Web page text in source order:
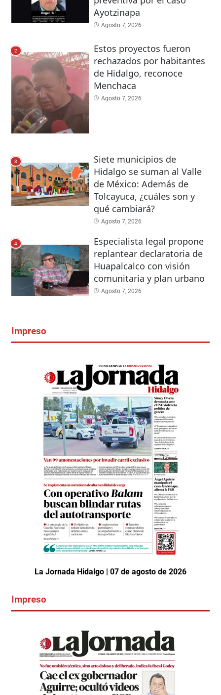
Ayotzinapa
Agosto 7, 2026
2
Estos proyectos fueron
rechazados por habitantes
de Hidalgo, reconoce
Menchaca
Agosto 7, 2026
3
Siete municipios de
Hidalgo se suman al Valle
de México: Además de
Tolcayuca, ¿cuáles son y
qué cambiará?
Agosto 7, 2026
4
Especialista legal propone
replantear declaratoria de
Huapalcalco con visión
comunitaria y plan urbano
Agosto 7, 2026
Impreso
La Jornada Hidalgo | 07 de agosto de 2026
Impreso